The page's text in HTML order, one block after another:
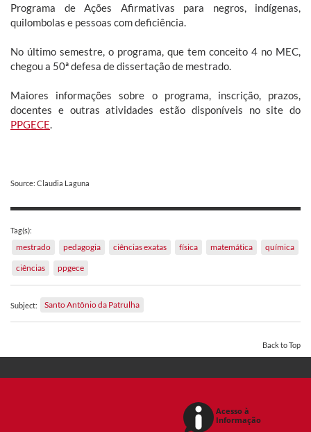
Programa de Ações Afirmativas para negros, indígenas,
quilombolas e pessoas com deficiência.
No último semestre, o programa, que tem conceito 4 no MEC,
chegou a 50ª defesa de dissertação de mestrado.
Maiores informações sobre o programa, inscrição, prazos,
docentes e outras atividades estão disponíveis no site do
PPGECE
Source: Claudia Laguna
Tag(s):
mestrado pedagogia ciências exatas física matemática
química
ciências
ppgece
Subject: Santo Antônio da Patrulha
Back to Top